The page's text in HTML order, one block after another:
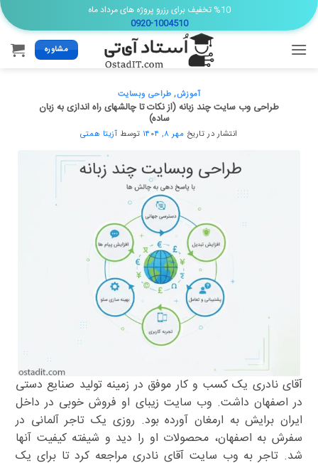
Skip
to
content
%10 تخفیف برای رزرو پروژه های مرداد ماه
0920-1004510
مشاوره
آموزش, طراحی وبسایت
طراحی وب سایت چند زبانه (از نکات تا چالشهای راه اندازی به زبان
ساده)
انتشار در تاریخ مهر ۸, ۱۴۰۴ توسط آزیتا همتی
آقای نادری یک کسب و کار موفق در زمینه تولید صنایع دستی
در اصفهان داشت. وب سایت زیبای او فروش خوبی در داخل
ایران برایش به ارمغان آورده بود. روزی یک تاجر آلمانی در
سفرش به اصفهان، محصولات او را دید و شیفته کیفیت آنها
شد. تاجر به وب سایت آقای نادری مراجعه کرد تا برای یک